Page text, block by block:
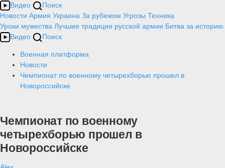
Видео
Поиск
Новости Армия Украина За рубежом Угрозы Техника
Уроки мужества Лучшие традиции русской армии Битва за историю
Видео
Поиск
Военная платформа
Новости
Чемпионат по военному четырехборью прошел в
Новороссийске
Чемпионат по военному
четырехборью прошел в
Новороссийске